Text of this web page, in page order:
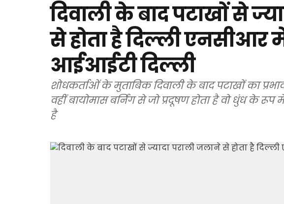
दिवाली के बाद पटाखों से
से होता है दिल्ली एनसीआर
आईआईटी दिल्ली
शोधकर्ताओं के मुताबिक दिवाली के बाद पटाखों का
वहीं बायोमास बर्निंग से जो प्रदूषण होता है वो धुंध के
है